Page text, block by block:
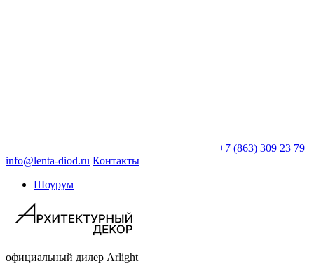
+7 (863) 309 23 79
info@lenta-diod.ru Контакты
Шоурум
официальный дилер Arlight